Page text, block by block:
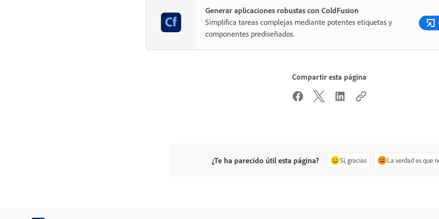
Generar aplicaciones robustas con ColdFusion
Simplifica tareas complejas mediante potentes etiquetas y
componentes prediseñados.
Compartir esta página
¿Te ha parecido útil esta página? Sí, gracias La verdad es que